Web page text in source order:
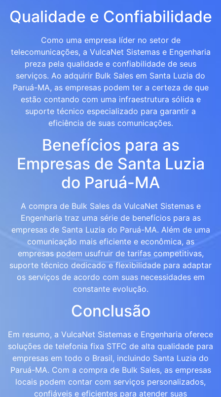
Qualidade e Confiabilidade
Como uma empresa líder no setor de
telecomunicações, a VulcaNet Sistemas e Engenharia
preza pela qualidade e confiabilidade de seus
serviços. Ao adquirir Bulk Sales em Santa Luzia do
Paruá-MA, as empresas podem ter a certeza de que
estão contando com uma infraestrutura sólida e
suporte técnico especializado para garantir a
eficiência de suas comunicações.
Benefícios para as
Empresas de Santa Luzia
do Paruá-MA
A compra de Bulk Sales da VulcaNet Sistemas e
Engenharia traz uma série de benefícios para as
empresas de Santa Luzia do Paruá-MA. Além de uma
comunicação mais eficiente e econômica, as
empresas podem usufruir de tarifas competitivas,
suporte técnico dedicado e flexibilidade para adaptar
os serviços de acordo com suas necessidades em
constante evolução.
Conclusão
Em resumo, a VulcaNet Sistemas e Engenharia oferece
soluções de telefonia fixa STFC de alta qualidade para
empresas em todo o Brasil, incluindo Santa Luzia do
Paruá-MA. Com a compra de Bulk Sales, as empresas
locais podem contar com serviços personalizados,
confiáveis e eficientes para atender suas